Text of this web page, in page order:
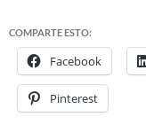
COMPARTE ESTO:
Facebook
Pinterest